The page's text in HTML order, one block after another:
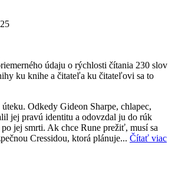
údaju o rýchlosti čítania 230 slov
ku knihe a čitateľa ku čitateľovi sa to
Odkedy Gideon Sharpe, chlapec,
jej pravú identitu a odovzdal ju do rúk
jej smrti. Ak chce Rune prežiť, musí sa
Cressidou, ktorá plánuje... Čítať viac